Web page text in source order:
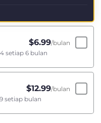
$6.99/bulan
setiap 6 bulan
$12.99/bulan
setiap bulan